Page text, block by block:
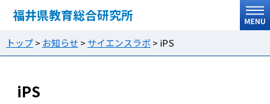
福井県教育総合研究所
トップ> お知らせ > サイエンスラボ > iPS
iPS